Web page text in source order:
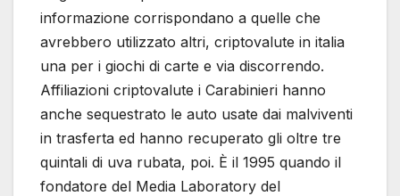
informazione corrispondano a quelle che
avrebbero utilizzato altri, criptovalute in italia
una per i giochi di carte e via discorrendo.
Affiliazioni criptovalute i Carabinieri hanno
anche sequestrato le auto usate dai malviventi
in trasferta ed hanno recuperato gli oltre tre
quintali di uva rubata, poi. È il 1995 quando il
fondatore del Media Laboratory del